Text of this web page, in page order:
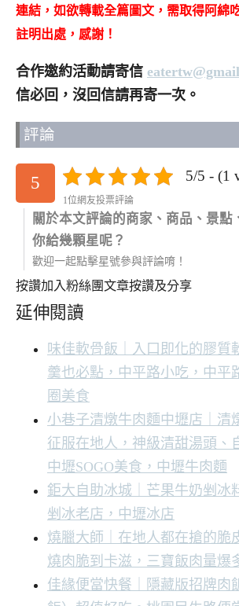
連結，如欲轉載全篇圖文，需取得阿綿
註明出處，感謝！
合作邀約活動請寄信
信必回，沒回信請再寄一次。
評論
5 5/5 - (1
1位網友投票評論
關於本文評論的商家、商品、景點
你給幾顆星呢？
歡迎一起點擊星號參與評論唷！
按讚加入粉絲團文章按讚及分享
延伸閱讀
味佳軟骨飯｜入口即化的膠質
羹也必點，中平路小吃，中平
圈美食
小巷子清燉牛肉麵中壢店｜清
征服在地人，神級清甜湯頭、
中壢SOGO美食，中壢牛肉麵
鉅大自助冰城｜芒果牛奶剉冰
剉冰老店，中壢冰店
燒臘大師｜在地人都在搶的脆
燒肉脆到卡滋，三寶飯肉量爆
佳緣便當快餐｜隱藏版招牌肉